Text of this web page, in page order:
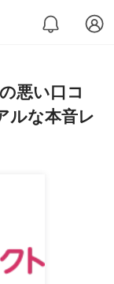
悪い口コ
ルな本音レ